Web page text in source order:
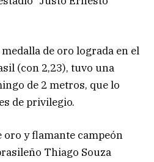
de oro lograda en el
(con 2,23), tuvo una
de 2 metros, que lo
de privilegio.
oro y flamante campeón
Thiago Souza